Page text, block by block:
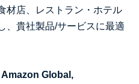
材店、レストラン・ホテル
、貴社製品/サービスに最適
Amazon Global,